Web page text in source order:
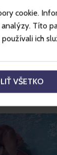
cookie.
analýzy. Títo
ich
VŠETKO
APP